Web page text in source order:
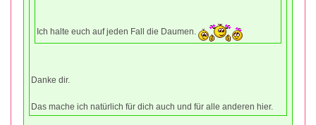
Ich halte euch auf jeden Fall die Daumen.
Danke dir.
Das mache ich natürlich für dich auch und für alle anderen hier.